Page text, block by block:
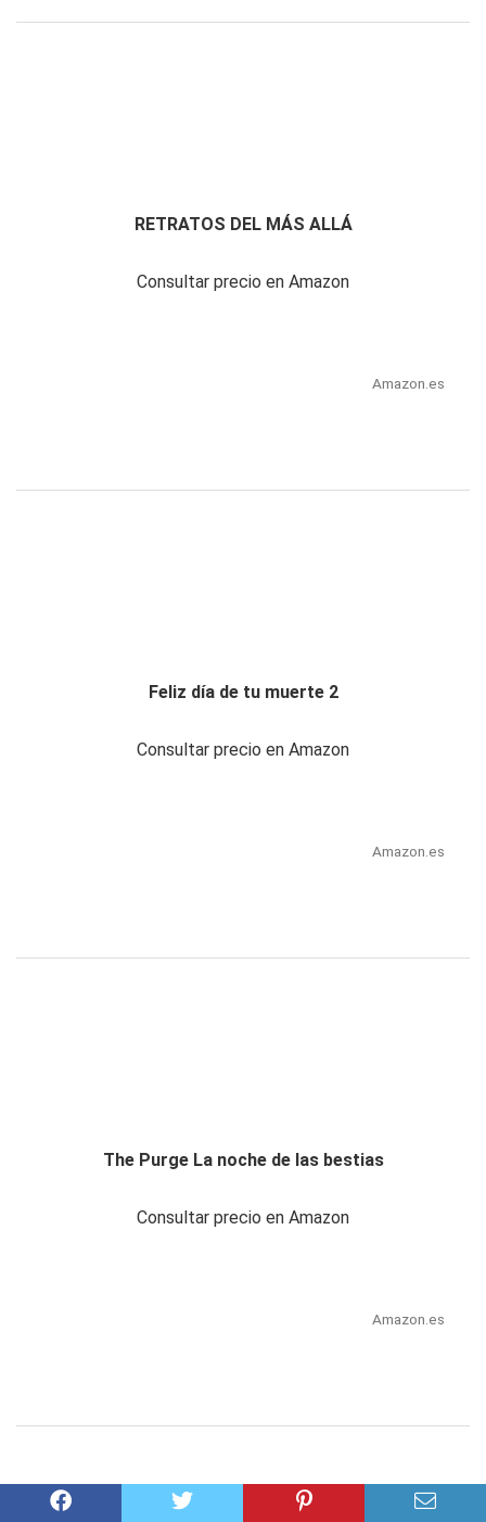
RETRATOS DEL MÁS ALLÁ
Consultar precio en Amazon
Amazon.es
Feliz día de tu muerte 2
Consultar precio en Amazon
Amazon.es
The Purge La noche de las bestias
Consultar precio en Amazon
Amazon.es